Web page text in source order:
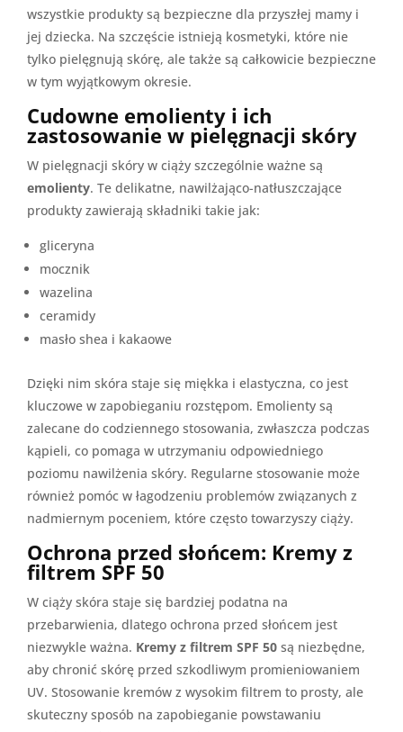
wszystkie produkty są bezpieczne dla przyszłej mamy i
jej dziecka. Na szczęście istnieją kosmetyki, które nie
tylko pielęgnują skórę, ale także są całkowicie bezpieczne
w tym wyjątkowym okresie.
Cudowne emolienty i ich
zastosowanie w pielęgnacji skóry
W pielęgnacji skóry w ciąży szczególnie ważne są
emolienty. Te delikatne, nawilżająco-natłuszczające
produkty zawierają składniki takie jak:
gliceryna
mocznik
wazelina
ceramidy
masło shea i kakaowe
Dzięki nim skóra staje się miękka i elastyczna, co jest
kluczowe w zapobieganiu rozstępom. Emolienty są
zalecane do codziennego stosowania, zwłaszcza podczas
kąpieli, co pomaga w utrzymaniu odpowiedniego
poziomu nawilżenia skóry. Regularne stosowanie może
również pomóc w łagodzeniu problemów związanych z
nadmiernym poceniem, które często towarzyszy ciąży.
Ochrona przed słońcem: Kremy z
filtrem SPF 50
W ciąży skóra staje się bardziej podatna na
przebarwienia, dlatego ochrona przed słońcem jest
niezwykle ważna. Kremy z filtrem SPF 50 są niezbędne,
aby chronić skórę przed szkodliwym promieniowaniem
UV. Stosowanie kremów z wysokim filtrem to prosty, ale
skuteczny sposób na zapobieganie powstawaniu